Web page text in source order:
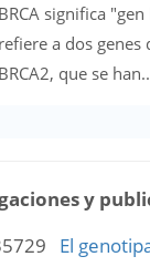
BRCA significa
refiere a dos genes
BRCA2, que se
y
El